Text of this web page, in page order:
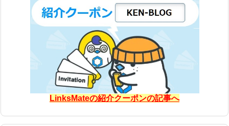
LinksMateの紹介クーポンの記事へ